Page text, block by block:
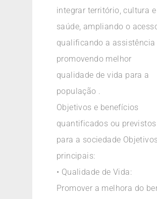
integrar território, cultura e
saúde, ampliando o
qualificando a assistência
promovendo melhor
qualidade de vida para a
população .
Objetivos e benefícios
quantificados ou previstos
para a sociedade Objetivos
principais:
• Qualidade de Vida:
Promover a melhora do